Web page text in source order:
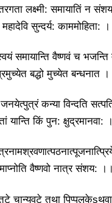
लक्ष्मी: समायातिं न
सुन्दर्य: काममोहिता:
समायान्ति वैष्णवं च भजन्ति
बद्धो मुच्येत बन्धनात
जनयेत्पुत्रं कन्या विन्दति
यान्ति किं पुन:
वैष्णवो नात्र संशय:
चान्यवटे तथा